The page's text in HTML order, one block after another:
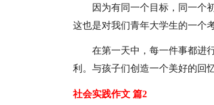
因为有同一个目标，同一个
这也是对我们青年大学生的一个
在第一天中，每一件事都进
利。与孩子们创造一个美好的回
社会实践作文 篇2